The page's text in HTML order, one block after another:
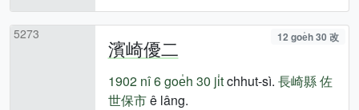
5273
濱崎優二 12 goe̍h 30 改
1902 nî6 goe̍h 30 ji̍tchhut-sì. 長崎縣佐
世保市ê lâng.